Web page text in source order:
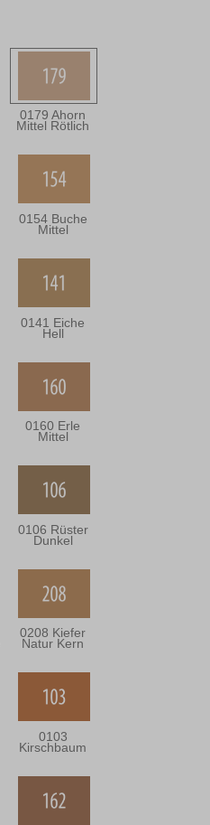
0179 Ahorn
Mittel Rötlich
0154 Buche
Mittel
0141 Eiche
Hell
0160 Erle
Mittel
0106 Rüster
Dunkel
0208 Kiefer
Natur Kern
0103
Kirschbaum